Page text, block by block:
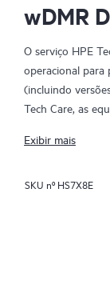
wDMR
O serviço HPE
operacional para
(incluindo
Tech Care, as
formas melhores
O serviço HPE
Exibir mais
SKU nº HS7X8E